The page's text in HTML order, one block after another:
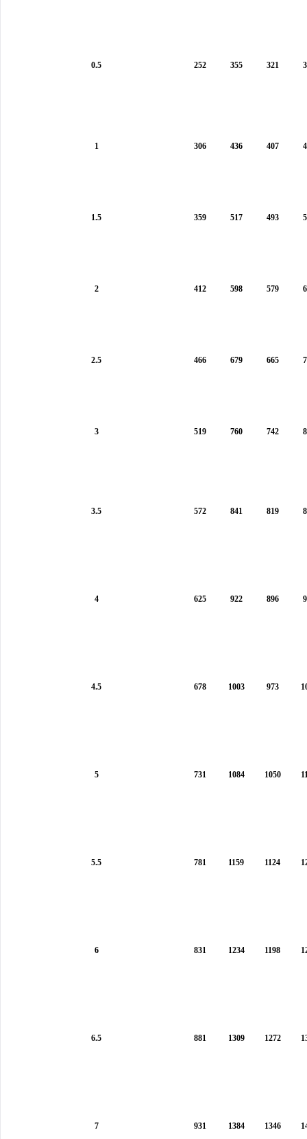
0.5 252 355 321
1 306 436 407
1.5 359 517 493
2 412 598 579
2.5 466 679 665
3 519 760 742
3.5 572 841 819
4 625 922 896
4.5 678 1003 973
5 731 1084 1050
5.5 781 1159 1124
6 831 1234 1198
6.5 881 1309 1272
7 931 1384 1346